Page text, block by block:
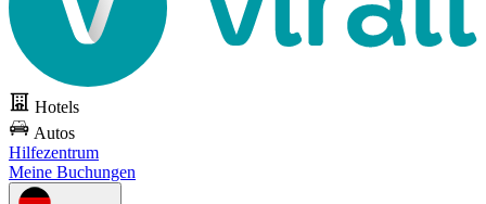
Hotels
Autos
Hilfezentrum
Meine Buchungen